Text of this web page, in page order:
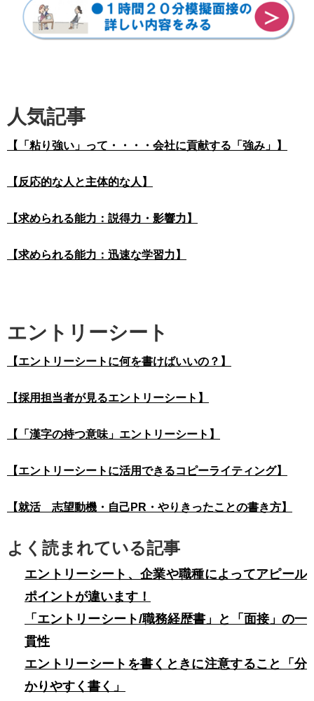
人気記事
【「粘り強い」って・・・・会社に貢献する「強み」】
【反応的な人と主体的な人】
【求められる能力：説得力・影響力】
【求められる能力：迅速な学習力】
エントリーシート
【エントリーシートに何を書けばいいの？】
【採用担当者が見るエントリーシート】
【「漢字の持つ意味」エントリーシート】
【エントリーシートに活用できるコピーライティング】
【就活 志望動機・自己PR・やりきったことの書き方】
よく読まれている記事
エントリーシート、企業や職種によってアピール
ポイントが違います！
「エントリーシート/職務経歴書」と「面接」の一
貫性
エントリーシートを書くときに注意すること「分
かりやすく書く」